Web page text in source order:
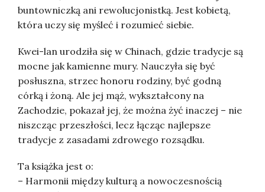
buntowniczką ani rewolucjonistką. Jest kobietą,
która uczy się myśleć i rozumieć siebie.
Kwei-lan urodziła się w Chinach, gdzie tradycje są
mocne jak kamienne mury. Nauczyła się być
posłuszna, strzec honoru rodziny, być godną
córką i żoną. Ale jej mąż, wykształcony na
Zachodzie, pokazał jej, że można żyć inaczej – nie
niszcząc przeszłości, lecz łącząc najlepsze
tradycje z zasadami zdrowego rozsądku.
Ta książka jest o:
– Harmonii między kulturą a nowoczesnością